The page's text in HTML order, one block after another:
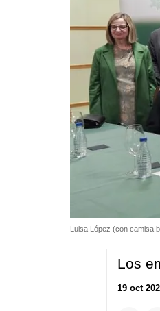
Luisa López (con camisa
Los
19 oct